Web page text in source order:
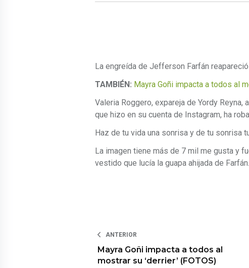
La engreída de Jefferson Farfán
TAMBIÉN: Mayra Goñi impacta a todos al
Valeria Roggero, expareja de Yordy Reyna,
que hizo en su cuenta de Instagram, ha
Haz de tu vida una sonrisa y de tu sonrisa
La imagen tiene más de 7 mil me gusta y
vestido que lucía la guapa ahijada de Farfán.
ANTERIOR
Mayra Goñi impacta a todos al
mostrar su ‘derrier’ (FOTOS)